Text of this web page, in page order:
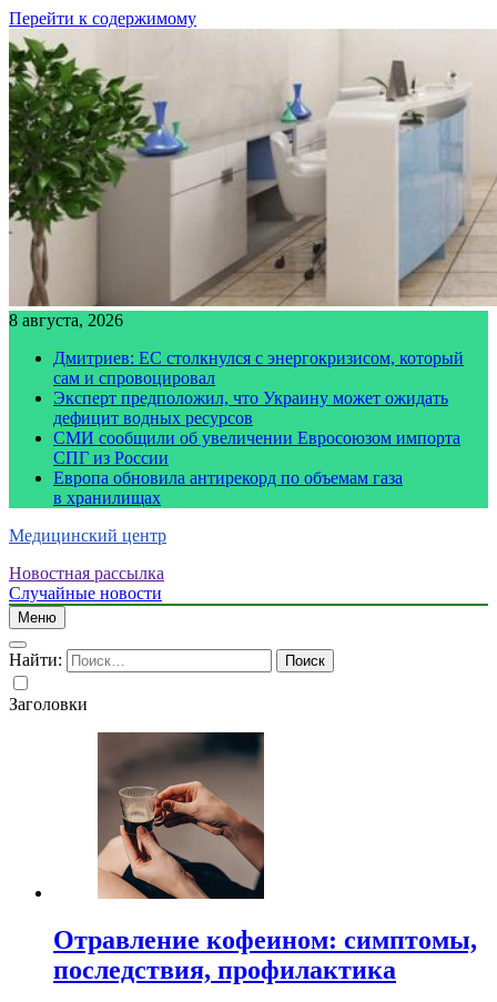
Перейти к содержимому
8 августа, 2026
Дмитриев: ЕС столкнулся с энергокризисом, который
сам и спровоцировал
Эксперт предположил, что Украину может ожидать
дефицит водных ресурсов
СМИ сообщили об увеличении Евросоюзом импорта
СПГ из России
Европа обновила антирекорд по объемам газа
в хранилищах
Медицинский центр
Новостная рассылка
Случайные новости
Меню
Найти:
Заголовки
Отравление кофеином: симптомы,
последствия, профилактика